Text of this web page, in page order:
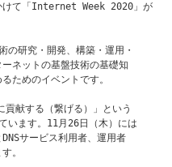
けて「Internet Week 2020」が
研究・開発、構築・運用・
ネットの基盤技術の基礎知
ためのイベントです。
貢献する（繋げる）」という
ます。11月26日（木）には
サービス利用者、運用者
。